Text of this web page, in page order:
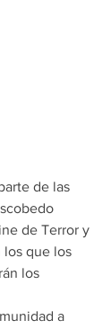
de las
de Terror y
los que los
los
a